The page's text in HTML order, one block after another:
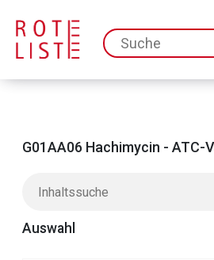
G01AA06 Hachimycin - ATC-
Auswahl